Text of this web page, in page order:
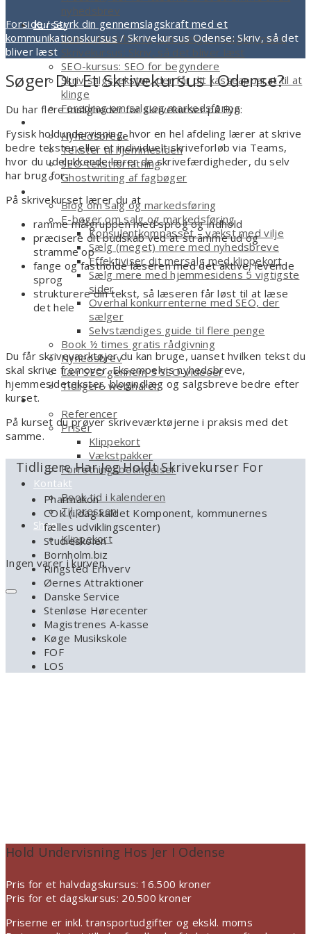
nyhedsbrev
Kurser
Skriv nyhedsbreve, der sælger (meget) mere
Skrivekursus: Skriv, så det bliver læst
SEO-kursus: SEO for begyndere
Skriv salgstekster, der får dit kasseapparat til at
klinge
Foredrag om salg og markedsføring
Nyhedsbreve
Tekster til hjemmesiden
SEO-tekstforfatning
Ghostwriting af fagbøger
Blog om salg og markedsføring
E-bøger om salg og markedsføring
Konsulentkompasset – vækst med vilje
Sælg (meget) mere med nyhedsbreve
Effektiviser dit mersalg med klippekort
Sælg mere med hjemmesidens 5 vigtigste
sider
Overhal konkurrenterne med SEO, der
sælger
Selvstændiges guide til flere penge
Book ½ times gratis rådgivning
Nyhedsbrev
Lær SEO gennem 5 SEO-videoer
Tidligere webinarer
Om
Referencer
Priser
Klippekort
Vækstpakker
Forretningsbetingelser
Kontakt
Book tid i kalenderen
Til pressen
Shop
Klippekort
Ingen varer i kurven.
Forside/Styrk din gennemslagskraft med et
kommunikationskursus/Skrivekursus Odense: Skriv, så det
bliver læst
Søger Du Et Skrivekursus I Odense?
Du har flere muligheder for skrivekurser på Fyn:
Fysisk holdundervisning, hvor en hel afdeling lærer at skrive
bedre tekster eller et individuelt skriveforløb via Teams,
hvor du udelukkende lærer de skrivefærdigheder, du selv
har brug for.
På skrivekurset lærer du at
ramme målgruppen med sprog og indhold
præcisere dit budskab ved at stramme ud og
stramme op
fange og fastholde læseren med det aktive, levende
sprog
strukturere din tekst, så læseren får løst til at læse
det hele
Du får skriveværktøjer du kan bruge, uanset hvilken tekst du
skal skrive fremover. Eksempelvis nyhedsbreve,
hjemmesidetekster, blogindlæg og salgsbreve bedre efter
kurset.
På kurset du prøver skriveværktøjerne i praksis med det
samme.
Tidligere Har Jeg Holdt Skrivekurser For
Pharmakon
COK (i dag kaldet Komponent, kommunernes
fælles udviklingscenter)
Studieskolen
Bornholm.biz
Ringsted Erhverv
Øernes Attraktioner
Danske Service
Stenløse Hørecenter
Magistrenes A-kasse
Køge Musikskole
FOF
LOS
Hold Undervisning Hos Jer I Odense
Pris for et halvdagskursus: 16.500 kroner
Pris for et dagskursus: 20.500 kroner
Priserne er inkl. transportudgifter og ekskl. moms